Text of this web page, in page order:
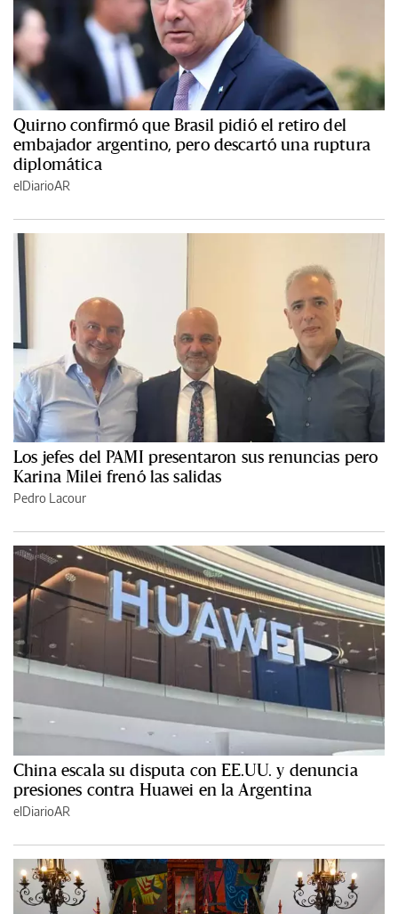
Quirno confirmó que Brasil pidió el retiro del
embajador argentino, pero descartó una ruptura
diplomática
elDiarioAR
Los jefes del PAMI presentaron sus renuncias pero
Karina Milei frenó las salidas
Pedro Lacour
China escala su disputa con EE.UU. y denuncia
presiones contra Huawei en la Argentina
elDiarioAR